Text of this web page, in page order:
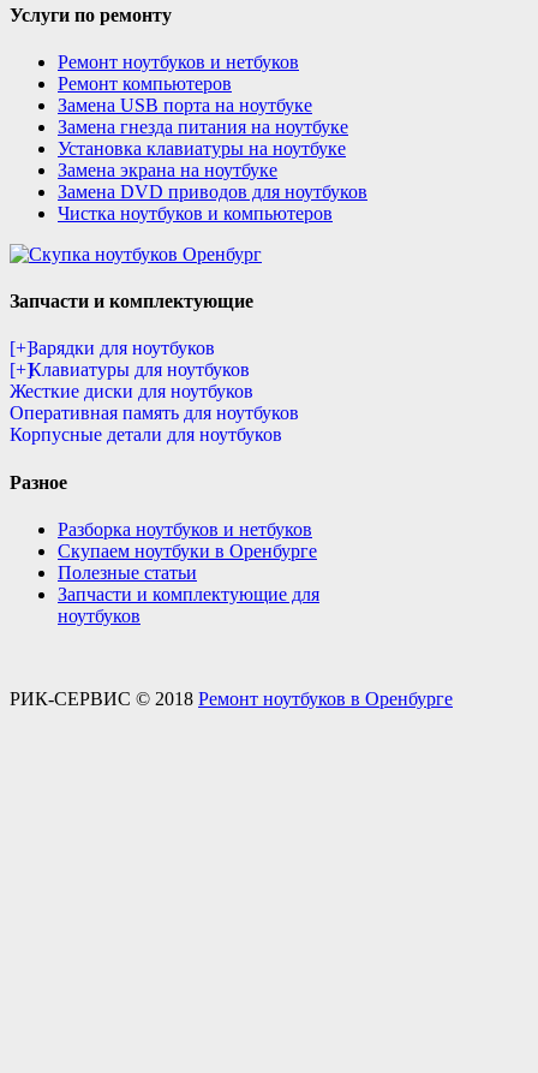
Услуги по ремонту
Ремонт ноутбуков и нетбуков
Ремонт компьютеров
Замена USB порта на ноутбуке
Замена гнезда питания на ноутбуке
Установка клавиатуры на ноутбуке
Замена экрана на ноутбуке
Замена DVD приводов для ноутбуков
Чистка ноутбуков и компьютеров
Запчасти и комплектующие
[+]Зарядки для ноутбуков
[+]Клавиатуры для ноутбуков
Жесткие диски для ноутбуков
Оперативная память для ноутбуков
Корпусные детали для ноутбуков
Разное
Разборка ноутбуков и нетбуков
Скупаем ноутбуки в Оренбурге
Полезные статьи
Запчасти и комплектующие для
ноутбуков
РИК-СЕРВИС © 2018 Ремонт ноутбуков в Оренбурге